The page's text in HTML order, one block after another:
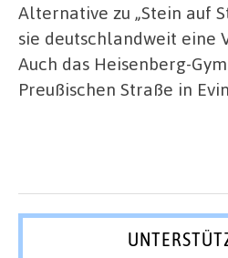
Alternative zu „Stein auf
sie deutschlandweit eine
Auch das Heisenberg-
Preußischen Straße in